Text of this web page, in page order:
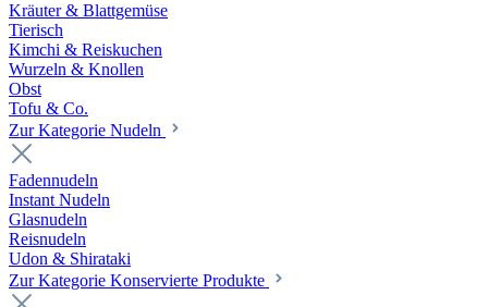
Kräuter & Blattgemüse
Tierisch
Kimchi & Reiskuchen
Wurzeln & Knollen
Obst
Tofu & Co.
Zur Kategorie Nudeln
Fadennudeln
Instant Nudeln
Glasnudeln
Reisnudeln
Udon & Shirataki
Zur Kategorie Konservierte Produkte